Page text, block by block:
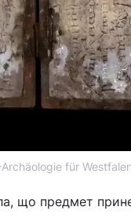
Archäologie für
що предмет